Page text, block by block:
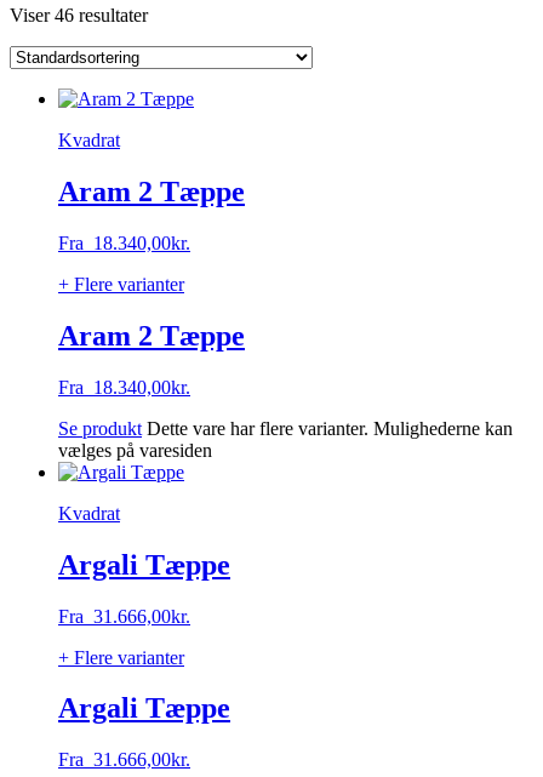
Viser 46 resultater
Kvadrat
Aram 2 Tæppe
Fra 18.340,00kr.
+ Flere varianter
Aram 2 Tæppe
Fra 18.340,00kr.
Se produkt Dette vare har flere varianter. Mulighederne kan
vælges på varesiden
Kvadrat
Argali Tæppe
Fra 31.666,00kr.
+ Flere varianter
Argali Tæppe
Fra 31.666,00kr.